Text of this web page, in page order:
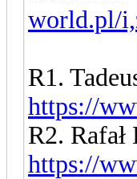
world.pl/
R1.
https://
R2.
https://